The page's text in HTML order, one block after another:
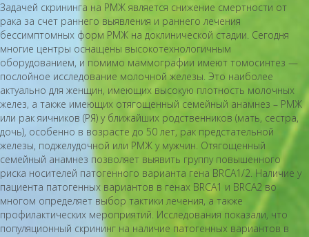
Задачей скрининга на РМЖ является снижение смертности от
рака за счет раннего выявления и раннего лечения
бессимптомных форм РМЖ на доклинической стадии. Сегодня
многие центры оснащены высокотехнологичным
оборудованием, и помимо маммографии имеют томосинтез —
послойное исследование молочной железы. Это наиболее
актуально для женщин, имеющих высокую плотность молочных
желез, а также имеющих отягощенный семейный анамнез – РМЖ
или рак яичников (РЯ) у ближайших родственников (мать, сестра,
дочь), особенно в возрасте до 50 лет, рак предстательной
железы, поджелудочной или РМЖ у мужчин. Отягощенный
семейный анамнез позволяет выявить группу повышенного
риска носителей патогенного варианта гена BRCA1/2. Наличие у
пациента патогенных вариантов в генах BRCA1 и BRCA2 во
многом определяет выбор тактики лечения, а также
профилактических мероприятий. Исследования показали, что
популяционный скрининг на наличие патогенных вариантов в